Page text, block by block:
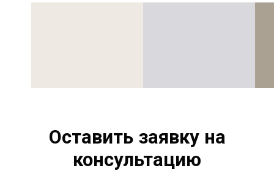
Оставить заявку на
консультацию